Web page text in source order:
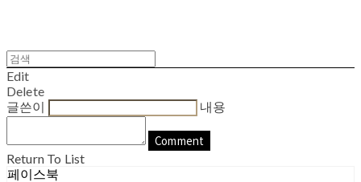
Edit
Delete
글쓴이
내용
Comment
Return To List
페이스북